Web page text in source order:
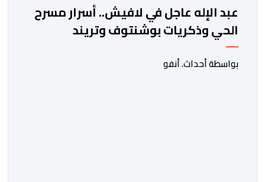
عبد الإله عاجل في لافيش.. أسرار مسرح
الحي وذكريات بوشنتوف وتريند
"الشارجان عيسى" في كأس العالم
بواسطة أحداث. أنفو